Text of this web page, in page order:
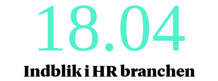
18.04
Indblik i HR branchen